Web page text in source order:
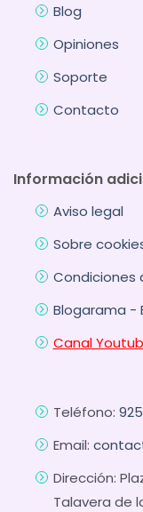
Blog
Opiniones
Soporte
Contacto
Información
Aviso legal
Sobre
Condiciones
Blogarama -
Canal
Teléfono:
Email:
Dirección:
Talavera de